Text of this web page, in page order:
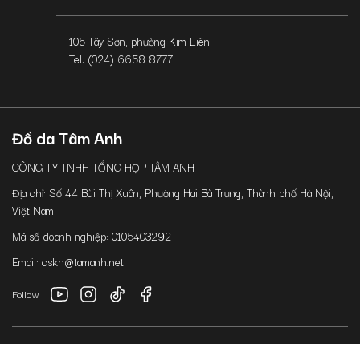
105 Tây Sơn, phường Kim Liên
Tel: (024) 6658 8777
Đồ da Tâm Anh
CÔNG TY TNHH TỔNG HỢP TÂM ANH
Địa chỉ: Số 44 Bùi Thị Xuân, Phường Hai Bà Trưng, Thành phố Hà Nội,
Việt Nam
Mã số doanh nghiệp: 0105403292
Email: cskh@tamanh.net
Follow